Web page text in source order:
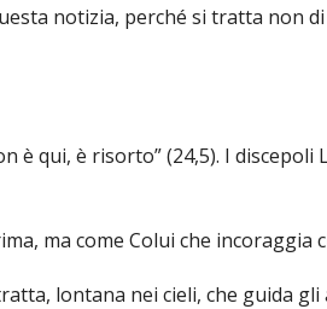
COMUNICAZIONI SOCIALI
EDILIZIA DI CULTO
EVANGELIZZAZIONE DELLA CULTURA
ISTITUZIONI
notizia, perché si tratta non
è qui, è risorto” (24,5). I
ma come Colui che
lontana nei cieli, che guida